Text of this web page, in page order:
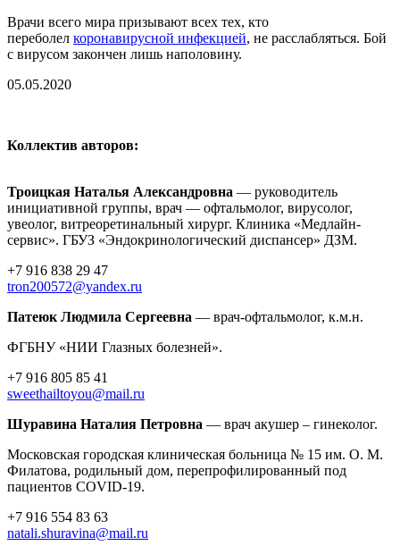
Врачи всего мира призывают всех тех, кто
переболел коронавирусной инфекцией, не расслабляться. Бой
с вирусом закончен лишь наполовину.
05.05.2020
Коллектив авторов:
Троицкая Наталья Александровна — руководитель
инициативной группы, врач — офтальмолог, вирусолог,
увеолог, витреоретинальный хирург. Клиника «Медлайн-
сервис». ГБУЗ «Эндокринологический диспансер» ДЗМ.
+7 916 838 29 47
tron200572@yandex.ru
Патеюк Людмила Сергеевна — врач-офтальмолог, к.м.н.
ФГБНУ «НИИ Глазных болезней».
+7 916 805 85 41
sweethailtoyou@mail.ru
Шуравина Наталия Петровна — врач акушер – гинеколог.
Московская городская клиническая больница № 15 им. О. М.
Филатова, родильный дом, перепрофилированный под
пациентов COVID-19.
+7 916 554 83 63
natali.shuravina@mail.ru